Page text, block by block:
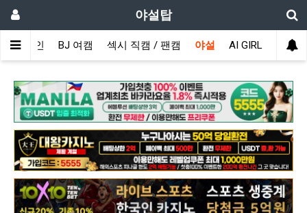
야설탑
메인 BJ 여캠 섹시 직캠 / 팬캠 야설 AI GIRL